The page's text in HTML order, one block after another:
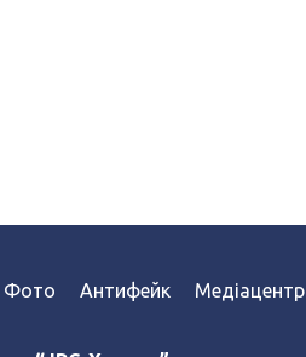
Фото Антифейк Медіацентр